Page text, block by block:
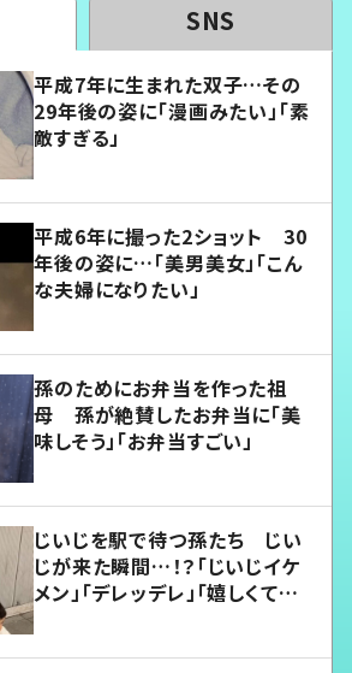
SNS
平成7年に生まれた双子…その
29年後の姿に「漫画みたい」「素
敵すぎる」
平成6年に撮った2ショット 30
年後の姿に…「美男美女」「こん
な夫婦になりたい」
孫のためにお弁当を作った祖
母 孫が絶賛したお弁当に「美
味しそう」「お弁当すごい」
じいじを駅で待つ孫たち じい
じが来た瞬間…！？「じいじイケ
メン」「デレッデレ」「嬉しくて可